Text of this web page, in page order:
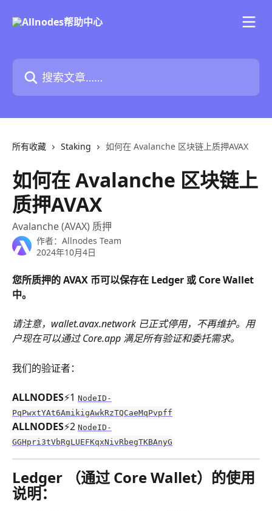
搜索文章……
所有收藏 Staking 如何在 Avalanche 区块链上质押AVAX
如何在 Avalanche 区块链上
质押AVAX
Avalanche (AVAX) 质押
作者： Allnodes Team
2024年10月4日
您所质押的 AVAX 币可以保存在 Ledger 或 Core Wallet
中。
请注意，wallet.avax.network 已正式停用，不再维护。用
户现在可以通过 Core.app 满足所有验证和委托需求。
我们的验证者：
ALLNODES⚡️1 NodeID-
PqPwxtYAt6AmikigAwkRzTQCaeMqPvpff
ALLNODES⚡️2 NodeID-
GGHpri3tVbRgLUEFKqxNivRbegTKBAnyG
Ledger （通过 Core Wallet）的使用
说明：